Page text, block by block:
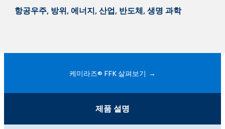
항공우주, 방위, 에너지, 산업, 반도체, 생명 과학
케미라즈® FFK 살펴보기
제품 설명